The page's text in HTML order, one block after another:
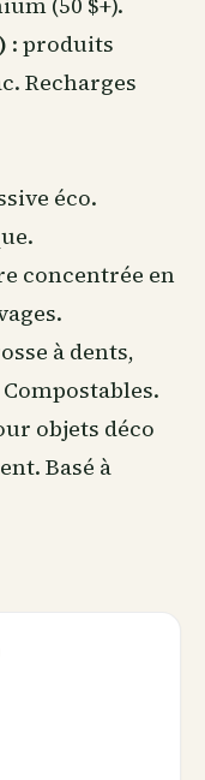
: produits
Recharges
éco.
concentrée en
à dents,
objets déco
Basé à